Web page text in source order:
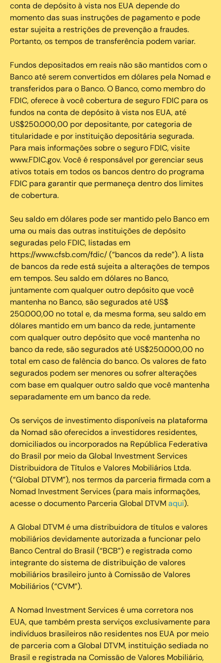
conta de depósito à vista nos EUA depende do
momento das suas instruções de pagamento e pode
estar sujeita a restrições de prevenção a fraudes.
Portanto, os tempos de transferência podem variar.
Fundos depositados em reais não são mantidos com o
Banco até serem convertidos em dólares pela Nomad e
transferidos para o Banco. O Banco, como membro do
FDIC, oferece à você cobertura de seguro FDIC para os
fundos na conta de depósito à vista nos EUA, até
US$250.000,00 por depositante, por categoria de
titularidade e por instituição depositária segurada.
Para mais informações sobre o seguro FDIC, visite
www.FDIC.gov. Você é responsável por gerenciar seus
ativos totais em todos os bancos dentro do programa
FDIC para garantir que permaneça dentro dos limites
de cobertura.
Seu saldo em dólares pode ser mantido pelo Banco em
uma ou mais das outras instituições de depósito
seguradas pelo FDIC, listadas em
https://www.cfsb.com/fdic/ (“bancos da rede”). A lista
de bancos da rede está sujeita a alterações de tempos
em tempos. Seu saldo em dólares no Banco,
juntamente com qualquer outro depósito que você
mantenha no Banco, são segurados até US$
250.000,00 no total e, da mesma forma, seu saldo em
dólares mantido em um banco da rede, juntamente
com qualquer outro depósito que você mantenha no
banco da rede, são segurados até US$250.000,00 no
total em caso de falência do banco. Os valores de fato
segurados podem ser menores ou sofrer alterações
com base em qualquer outro saldo que você mantenha
separadamente em um banco da rede.
Os serviços de investimento disponíveis na plataforma
da Nomad são oferecidos a investidores residentes,
domiciliados ou incorporados na República Federativa
do Brasil por meio da Global Investment Services
Distribuidora de Títulos e Valores Mobiliários Ltda.
(“Global DTVM”), nos termos da parceria firmada com a
Nomad Investment Services (para mais informações,
acesse o documento Parceria Global DTVMaqui).
A Global DTVM é uma distribuidora de títulos e valores
mobiliários devidamente autorizada a funcionar pelo
Banco Central do Brasil (“BCB”) e registrada como
integrante do sistema de distribuição de valores
mobiliários brasileiro junto à Comissão de Valores
Mobiliários (“CVM”).
‍A Nomad Investment Services é uma corretora nos
EUA, que também presta serviços exclusivamente para
indivíduos brasileiros não residentes nos EUA por meio
de parceria com a Global DTVM, instituição sediada no
Brasil e registrada na Comissão de Valores Mobiliário,